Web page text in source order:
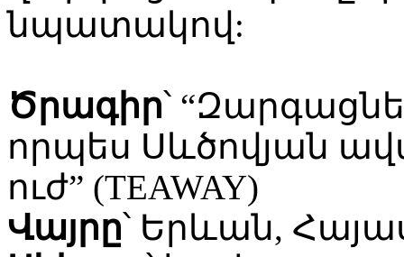
նպատակով:
Ծրագիր՝
որպես Սևծովյան
ուժ” (TEAWAY)
Վայրը՝ Երևան,